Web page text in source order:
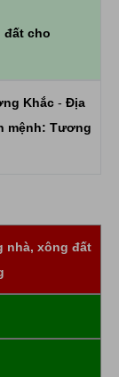
cho
Khắc- Địa
mệnh: Tương
nhà, xông đất